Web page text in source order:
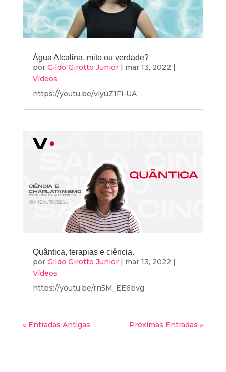
Água Alcalina, mito ou verdade?
por Gildo Girotto Junior| mar 13, 2022 |
Vídeos
https://youtu.be/vlyuZ1Fl-UA
Quântica, terapias e ciência.
por Gildo Girotto Junior| mar 13, 2022 |
Vídeos
https://youtu.be/rn5M_EE6bvg
« Entradas Antigas Próximas Entradas »